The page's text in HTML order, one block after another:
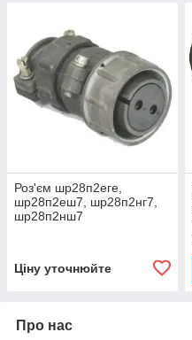
Роз'єм шр28п2еге,
шр28п2еш7, шр28п2нг7,
шр28п2нш7
Ціну уточнюйте
Про нас